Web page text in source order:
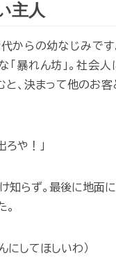
主人
からの幼なじみです
「暴れん坊」。社会
と、決まって他のお
ろや！」
知らず。最後に地面
にしてほしいわ）